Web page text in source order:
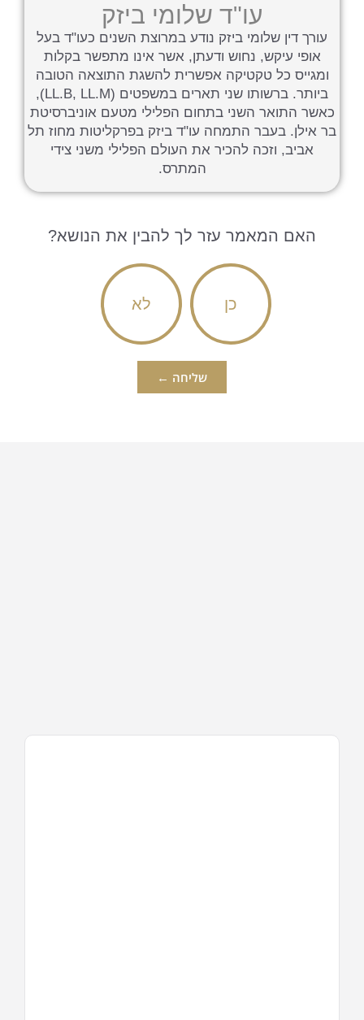
עו"ד שלומי ביזק
עורך דין שלומי ביזק נודע במרוצת השנים כעו"ד בעל
אופי עיקש, נחוש ודעתן, אשר אינו מתפשר בקלות
ומגייס כל טקטיקה אפשרית להשגת התוצאה הטובה
ביותר. ברשותו שני תארים במשפטים (LL.B, LL.M),
כאשר התואר השני בתחום הפלילי מטעם אוניברסיטת
בר אילן. בעבר התמחה עו"ד ביזק בפרקליטות מחוז תל
אביב, וזכה להכיר את העולם הפלילי משני צידי
המתרס.
האם המאמר עזר לך להבין את הנושא?
כן לא
שליחה ←